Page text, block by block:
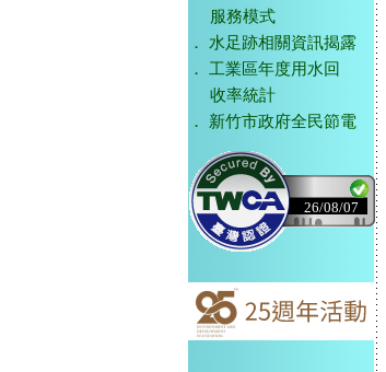
服務模式
．
水足跡相關資訊揭露
．
工業區年度用水回
收率統計
．
新竹市政府全民節電
26/08/07